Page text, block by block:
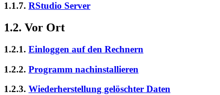
1.1.7. RStudio Server
1.2. Vor Ort
1.2.1. Einloggen auf den Rechnern
1.2.2. Programm nachinstallieren
1.2.3. Wiederherstellung gelöschter Daten